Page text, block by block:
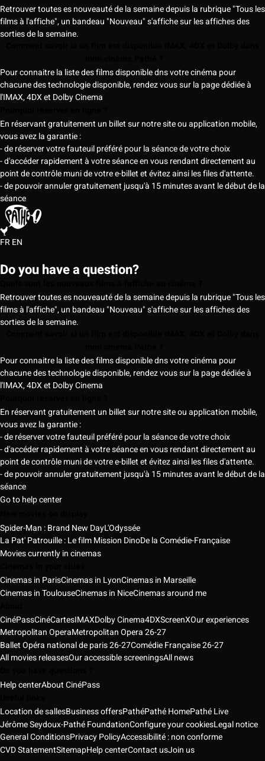
Retrouver toutes es nouveauté de la semaine depuis la rubrique "Tous les
films à l'affiche", un bandeau "Nouveau" s'affiche sur les affiches des
sorties de la semaine.
Pour connaitre la liste des films disponible dns votre cinéma pour
chacune des technologie disponible, rendez vous sur la page dédiée à
l'IMAX, 4DX et Dolby Cinema
En réservant gratuitement un billet sur notre site ou application mobile,
vous avez la garantie :
- de réserver votre fauteuil préféré pour la séance de votre choix
- d'accéder rapidement à votre séance en vous rendant directement au
point de contrôle muni de votre e-billet et évitez ainsi les files d'attente.
- de pouvoir annuler gratuitement jusqu'à 15 minutes avant le début de la
séance
FREN
Do you have a question?
Retrouver toutes es nouveauté de la semaine depuis la rubrique "Tous les
films à l'affiche", un bandeau "Nouveau" s'affiche sur les affiches des
sorties de la semaine.
Pour connaitre la liste des films disponible dns votre cinéma pour
chacune des technologie disponible, rendez vous sur la page dédiée à
l'IMAX, 4DX et Dolby Cinema
En réservant gratuitement un billet sur notre site ou application mobile,
vous avez la garantie :
- de réserver votre fauteuil préféré pour la séance de votre choix
- d'accéder rapidement à votre séance en vous rendant directement au
point de contrôle muni de votre e-billet et évitez ainsi les files d'attente.
- de pouvoir annuler gratuitement jusqu'à 15 minutes avant le début de la
séance
Go to help center
Spider-Man : Brand New DayL'Odyssée
La Pat' Patrouille : Le film Mission DinoDe la Comédie-Française
Movies currently in cinemas
Cinemas in ParisCinemas in LyonCinemas in Marseille
Cinemas in ToulouseCinemas in NiceCinemas around me
CinéPassCinéCartesIMAXDolby Cinema4DXScreenXOur experiences
Metropolitan OperaMetropolitan Opera 26-27
Ballet Opéra national de paris 26-27Comédie Française 26-27
All movies releasesOur accessible screeningsAll news
Help centerAbout CinéPass
Location de sallesBusiness offersPathéPathé HomePathé Live
Jérôme Seydoux-Pathé FoundationConfigure your cookiesLegal notice
General ConditionsPrivacy PolicyAccessibilité : non conforme
CVD StatementSitemapHelp centerContact usJoin us